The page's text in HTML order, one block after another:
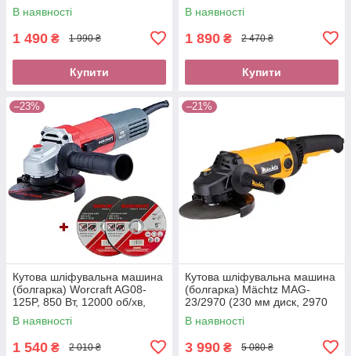
хв, діаметр диска 125
В наявності
1 490 ₴ 1 990 ₴
Купити
регулювання оборотів,
стабілізація оборотів)
В наявності
1 890 ₴ 2 470 ₴
Купити
–23%
Кутова шліфувальна машина
(болгарка) Worcraft AG08-
125P, 850 Вт, 12000 об/хв,
діаметр диска 125 м
В наявності
1 540 ₴ 2 010 ₴
–21%
Кутова шліфувальна машина
(болгарка) Mächtz MAG-
23/2970 (230 мм диск, 2970
Вт)
В наявності
3 990 ₴ 5 080 ₴